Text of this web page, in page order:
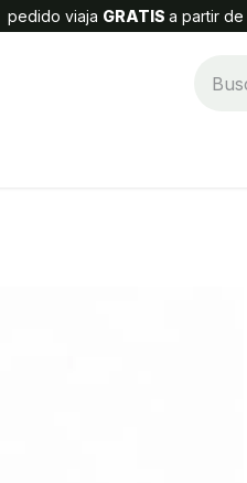
pedido viaja GRATIS a partir de